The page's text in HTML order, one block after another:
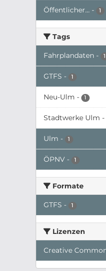
Öffentlicher... - 1
Tags
Fahrplandaten - 1
GTFS - 1
Neu-Ulm - 1
Stadtwerke Ulm -
Ulm - 1
ÖPNV - 1
Formate
GTFS - 1
Lizenzen
Creative